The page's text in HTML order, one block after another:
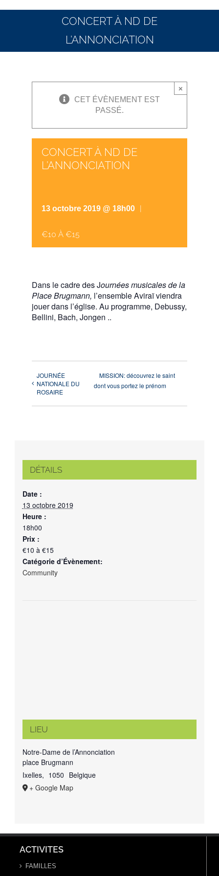
CONCERT À ND DE
L’ANNONCIATION
×
CET ÉVÈNEMENT EST
PASSÉ.
CONCERT À ND DE
L’ANNONCIATION
13 octobre 2019 @ 18h00
€10 À €15
Dans le cadre des Journées musicales de la
Place Brugmann, l’ensemble Aviraï viendra
jouer dans l’église. Au programme, Debussy,
Bellini, Bach, Jongen ..
JOURNÉE
NATIONALE DU
ROSAIRE
MISSION: découvrez le saint
dont vous portez le prénom
DÉTAILS
Date :
13 octobre 2019
Heure :
18h00
Prix :
€10 à €15
Catégorie d’Évènement:
Community
LIEU
Notre-Dame de l’Annonciation
place Brugmann
Ixelles, 1050 Belgique
+ Google Map
ACTIVITES
FAMILLES